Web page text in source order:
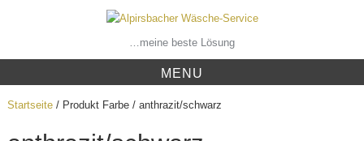
…meine beste Lösung
MENU
Startseite/ Produkt Farbe / anthrazit/schwarz